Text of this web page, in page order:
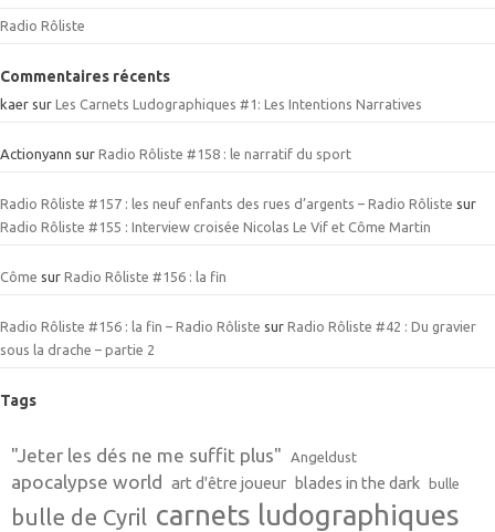
Radio Rôliste
Commentaires récents
kaer sur Les Carnets Ludographiques #1: Les Intentions Narratives
Actionyann sur Radio Rôliste #158 : le narratif du sport
Radio Rôliste #157 : les neuf enfants des rues d’argents – Radio Rôliste sur
Radio Rôliste #155 : Interview croisée Nicolas Le Vif et Côme Martin
Côme sur Radio Rôliste #156 : la fin
Radio Rôliste #156 : la fin – Radio Rôliste sur Radio Rôliste #42 : Du gravier
sous la drache – partie 2
Tags
"Jeter les dés ne me suffit plus" Angeldust
apocalypse world art d'être joueur blades in the dark bulle
bulle de Cyril carnets ludographiques